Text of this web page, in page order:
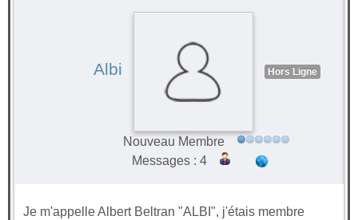
Albi Hors Ligne
Nouveau Membre
Messages : 4
Je m'appelle Albert Beltran "ALBI", j'étais membre